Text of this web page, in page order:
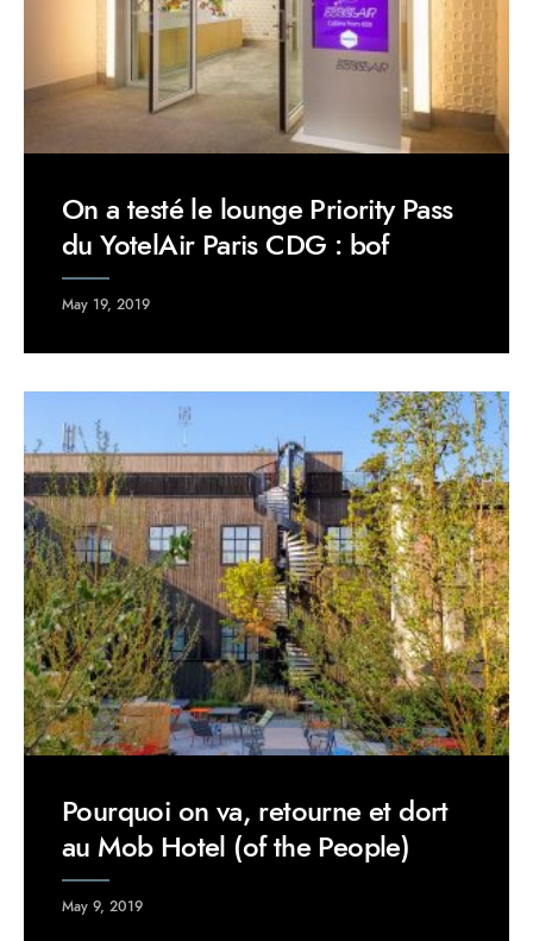
On a testé le lounge Priority Pass
du YotelAir Paris CDG : bof
May 19, 2019
Pourquoi on va, retourne et dort
au Mob Hotel (of the People)
May 9, 2019